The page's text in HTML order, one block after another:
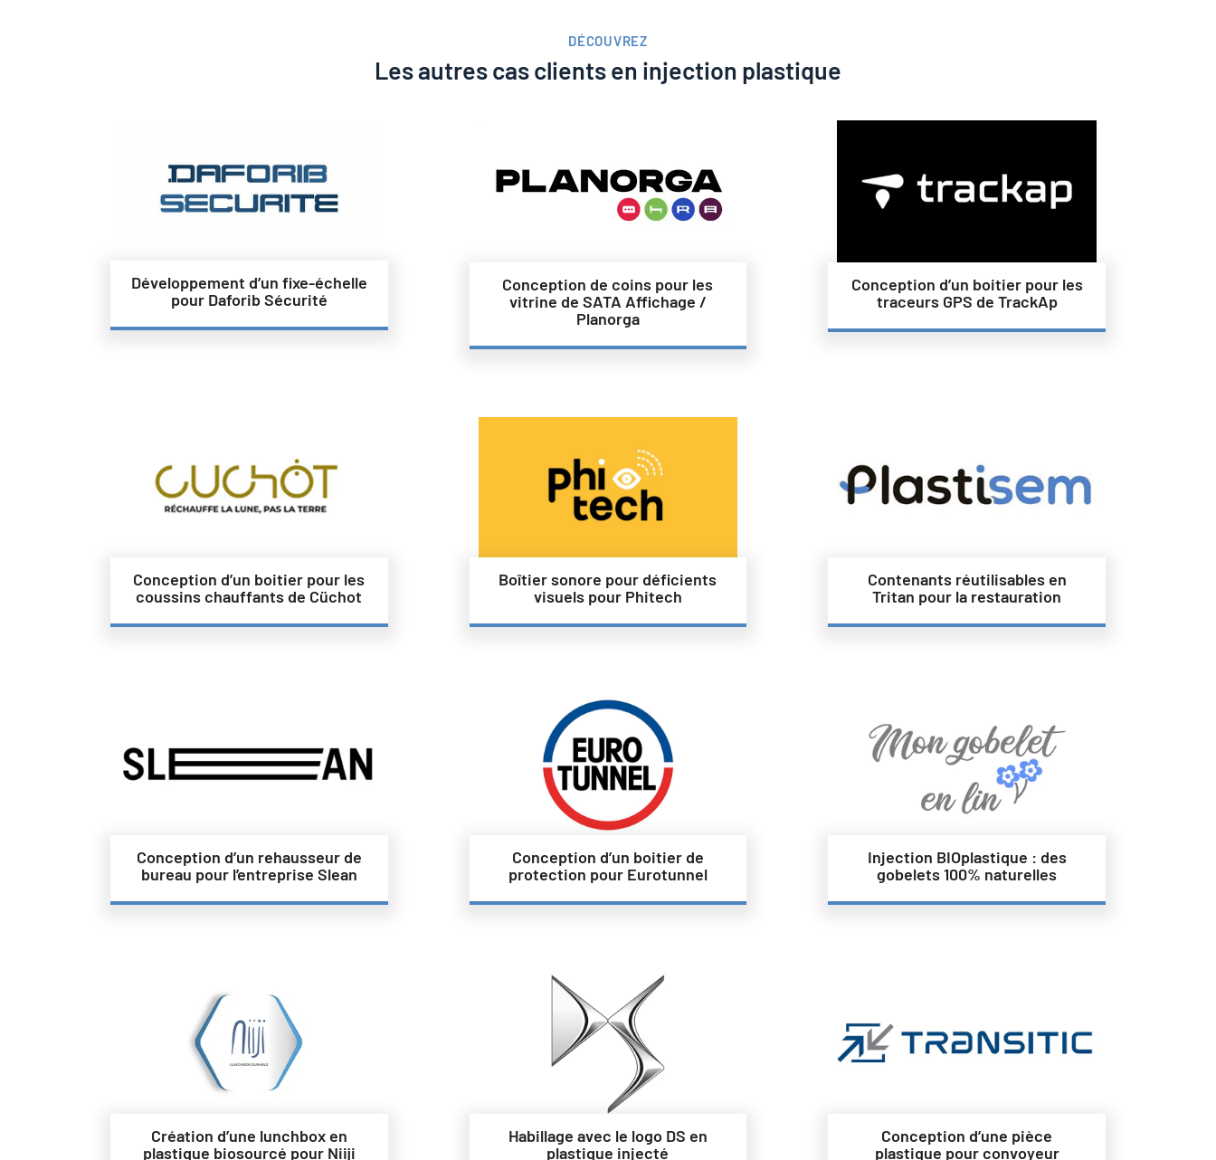
DÉCOUVREZ
Les autres cas clients en injection plastique
Développement d’un fixe-échelle
pour Daforib Sécurité
Conception de coins pour les
vitrine de SATA Affichage /
Planorga
Conception d’un boitier pour les
traceurs GPS de TrackAp
Conception d’un boitier pour les
coussins chauffants de Cüchot
Boîtier sonore pour déficients
visuels pour Phitech
Contenants réutilisables en
Tritan pour la restauration
Conception d’un rehausseur de
bureau pour l’entreprise Slean
Conception d’un boitier de
protection pour Eurotunnel
Injection BIOplastique : des
gobelets 100% naturelles
Création d’une lunchbox en
plastique biosourcé pour Niiji
Habillage avec le logo DS en
plastique injecté
Conception d’une pièce
plastique pour convoyeur